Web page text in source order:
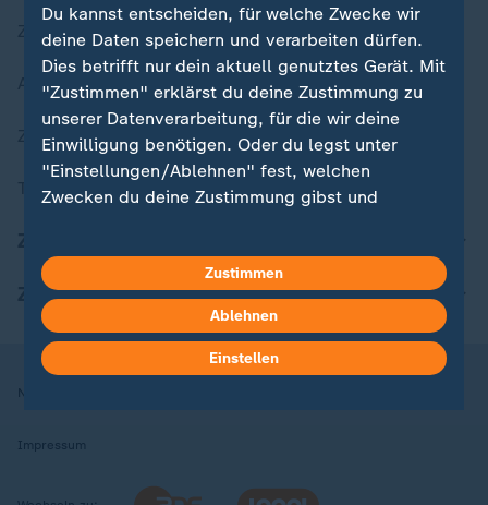
Zuletzt veröffentlicht
Aktuelle Sendungs-Videos
ZDFheute Stories
Themen im Überblick
ZDFheute Apps
Nutzungsbedingungen
Impressum
Du kannst entscheiden, für welche Zwecke wir
deine Daten speichern und verarbeiten dürfen.
Dies betrifft nur dein aktuell genutztes Gerät. Mit
"Zustimmen" erklärst du deine Zustimmung zu
unserer Datenverarbeitung, für die wir deine
Einwilligung benötigen. Oder du legst unter
"Einstellungen/Ablehnen" fest, welchen
Zwecken du deine Zustimmung gibst und
in deinen Einstellungen widerrufen oder ändern.
Hier findest du das Impressum.
Weitere Informationen findest du in unserer
Datenschutzerklärung.
Zustimmen
Ablehnen
Einstellen